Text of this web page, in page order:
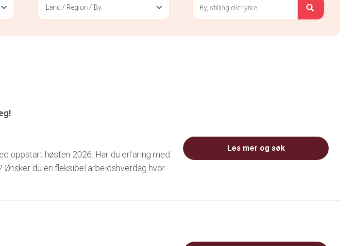
Land / Region / By
oppstart høsten 2026. Har du erfaring med
du en fleksibel arbeidshverdag hvor
Les mer og søk